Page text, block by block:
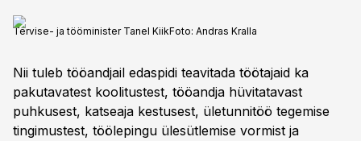
Tervise- ja tööminister Tanel KiikFoto: Andras Kralla
Nii tuleb tööandjail edaspidi teavitada töötajaid ka
pakutavatest koolitustest, tööandja hüvitatavast
puhkusest, katseaja kestusest, ületunnitöö tegemise
tingimustest, töölepingu ülesütlemise vormist ja